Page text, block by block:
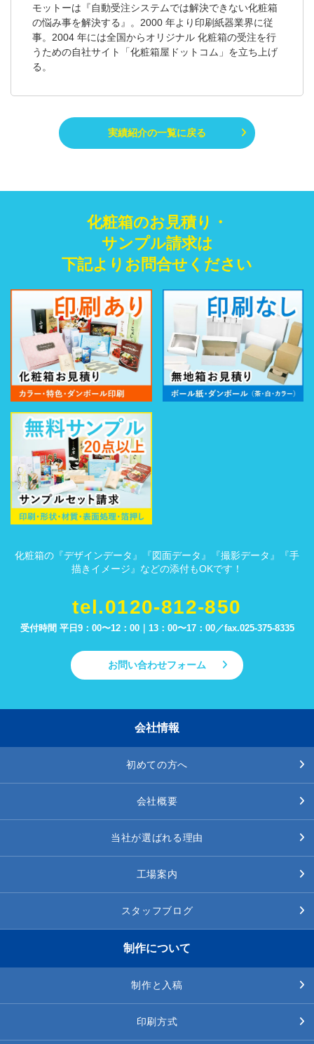
モットーは『自動受注システムでは解決できない化粧箱
の悩み事を解決する』。2000 年より印刷紙器業界に従
事。2004 年には全国からオリジナル 化粧箱の受注を行
うための自社サイト「化粧箱屋ドットコム」を立ち上げ
る。
実績紹介の一覧に戻る
化粧箱のお見積り・
サンプル請求は
下記よりお問合せください
化粧箱の『デザインデータ』『図面データ』『撮影データ』『手
描きイメージ』などの添付もOKです！
tel.0120-812-850
受付時間 平日9：00〜12：00｜13：00〜17：00／fax.025-375-8335
お問い合わせフォーム
会社情報
初めての方へ
会社概要
当社が選ばれる理由
工場案内
スタッフブログ
制作について
制作と入稿
印刷方式